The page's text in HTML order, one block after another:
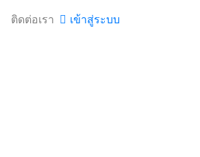
ติดต่อเรา เข้าสู่ระบบ